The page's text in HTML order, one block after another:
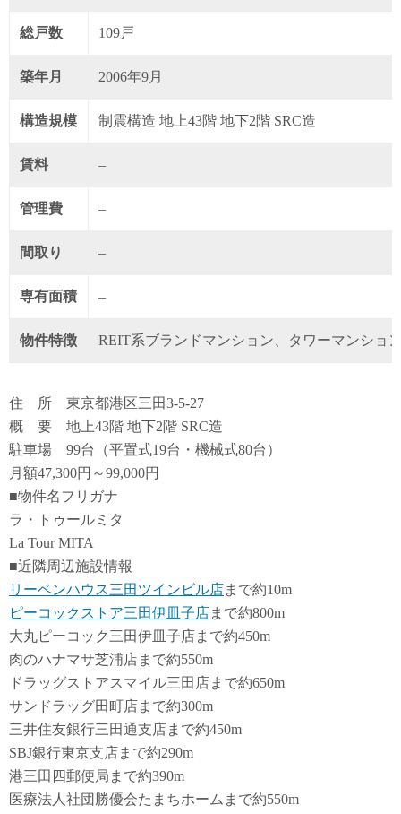
総戸数 109戸
築年月 2006年9月
構造規模 制震構造 地上43階 地下2階 SRC造
賃料 –
管理費 –
間取り –
専有面積 –
物件特徴 REIT系ブランドマンション、タワーマンショ
住 所 東京都港区三田3-5-27
概 要 地上43階 地下2階 SRC造
駐車場 99台（平置式19台・機械式80台）
月額47,300円～99,000円
■物件名フリガナ
ラ・トゥールミタ
La Tour MITA
■近隣周辺施設情報
リーベンハウス三田ツインビル店まで約10m
ピーコックストア三田伊皿子店まで約800m
大丸ピーコック三田伊皿子店まで約450m
肉のハナマサ芝浦店まで約550m
ドラッグストアスマイル三田店まで約650m
サンドラッグ田町店まで約300m
三井住友銀行三田通支店まで約450m
SBJ銀行東京支店まで約290m
港三田四郵便局まで約390m
医療法人社団勝優会たまちホームまで約550m